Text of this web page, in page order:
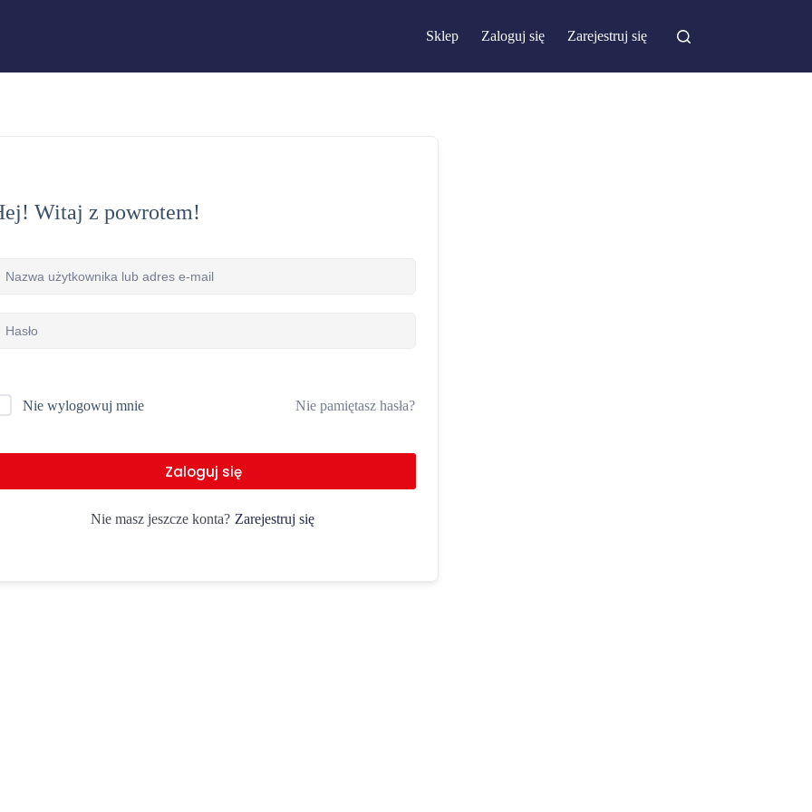
Sklep Zaloguj się Zarejestruj się
Witaj z powrotem!
Nie wylogowuj mnie Nie pamiętasz hasła?
Zaloguj się
Nie masz jeszcze konta? Zarejestruj się